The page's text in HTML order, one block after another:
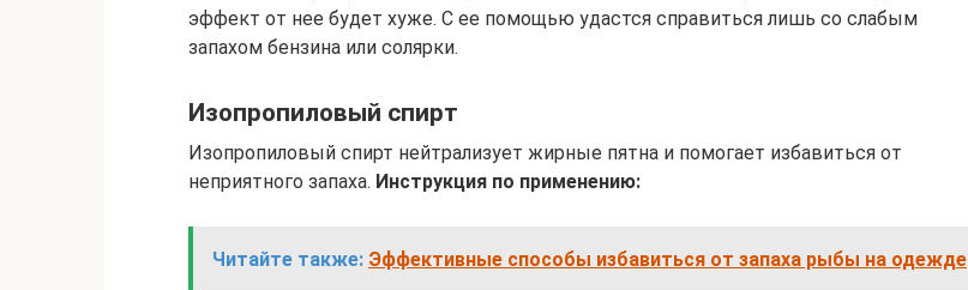
эффект от нее будет хуже. С ее помощью удастся справиться лишь со слабым
запахом бензина или солярки.
Изопропиловый спирт
Изопропиловый спирт нейтрализует жирные пятна и помогает избавиться от
неприятного запаха. Инструкция по применению:
Читайте также: Эффективные способы избавиться от запаха рыбы на одежде